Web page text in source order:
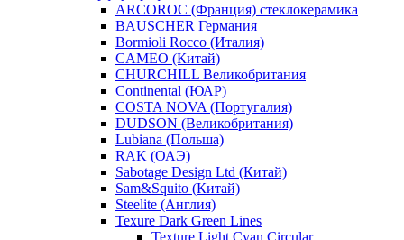
ARCOROC (Франция) стеклокерамика
BAUSCHER Германия
Bormioli Rocco (Италия)
CAMEO (Китай)
CHURCHILL Великобритания
Continental (ЮАР)
COSTA NOVA (Португалия)
DUDSON (Великобритания)
Lubiana (Польша)
RAK (ОАЭ)
Sabotage Design Ltd (Китай)
Sam&Squito (Китай)
Steelite (Англия)
Texure Dark Green Lines
Texture Light Cyan Circular